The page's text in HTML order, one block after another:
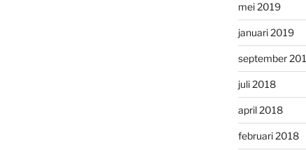
mei 2019
januari 2019
september
juli 2018
april 2018
februari 2018